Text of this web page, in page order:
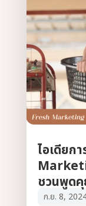
ไอเดีย
ชวนพูด
ก.ย. 8,